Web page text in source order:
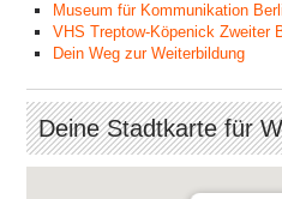
Museum für Kommunikation
VHS Treptow-Köpenick Zweiter
Dein Weg zur Weiterbildung
Deine Stadtkarte für